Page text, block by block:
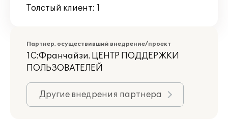
Толстый клиент: 1
Партнер, осуществивший внедрение/проект
1С:Франчайзи. ЦЕНТР ПОДДЕРЖКИ
ПОЛЬЗОВАТЕЛЕЙ
Другие внедрения партнера